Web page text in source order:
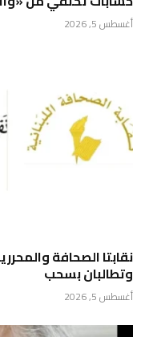
أغسطس 5, 2026
نقابتا الصحافة
وتطالبان بسحب
أغسطس 5, 2026